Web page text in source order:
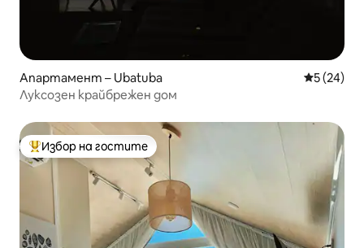
Апартамент – Ubatuba Средна
5 (24)
Луксозен крайбрежен дом
Най-популярен избор на гостите
Избор на гостите